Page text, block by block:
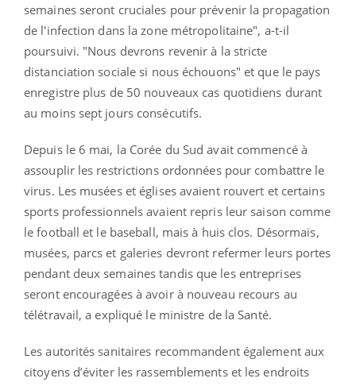
semaines seront cruciales pour prévenir la propagation
de l'infection dans la zone métropolitaine", a-t-il
poursuivi. "Nous devrons revenir à la stricte
distanciation sociale si nous échouons" et que le pays
enregistre plus de 50 nouveaux cas quotidiens durant
au moins sept jours consécutifs.
Depuis le 6 mai, la Corée du Sud avait commencé à
assouplir les restrictions ordonnées pour combattre le
virus. Les musées et églises avaient rouvert et certains
sports professionnels avaient repris leur saison comme
le football et le baseball, mais à huis clos. Désormais,
musées, parcs et galeries devront refermer leurs portes
pendant deux semaines tandis que les entreprises
seront encouragées à avoir à nouveau recours au
télétravail, a expliqué le ministre de la Santé.
Les autorités sanitaires recommandent également aux
citoyens d’éviter les rassemblements et les endroits